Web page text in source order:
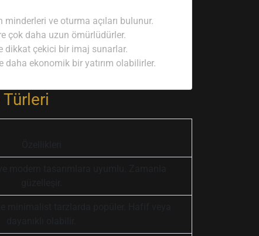
ve oturma açıları bulunur.
çok daha uzun ömürlüdürler.
dikkat çekici bir imaj sunarlar.
ekonomik bir yatırım olabilirler.